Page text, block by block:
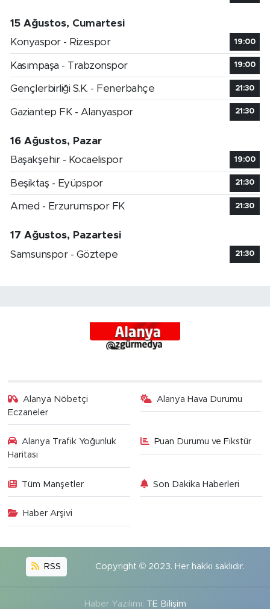
15 Ağustos, Cumartesi
Konyaspor - Rizespor
19:00
Kasımpaşa - Trabzonspor 19:00
Gençlerbirliği S.K. - Fenerbahçe 21:30
Gaziantep FK - Alanyaspor 21:30
16 Ağustos, Pazar
Başakşehir - Kocaelispor
19:00
Beşiktaş - Eyüpspor 21:30
Amed - Erzurumspor FK 21:30
17 Ağustos, Pazartesi
Samsunspor - Göztepe
21:30
Alanya Nöbetçi
Eczaneler
Alanya Hava Durumu
Alanya Trafik Yoğunluk
Haritası
Puan Durumu ve Fikstür
Tüm Manşetler Son Dakika Haberleri
Haber Arşivi
RSS Copyright © 2023. Her hakkı saklıdır.
Haber Yazılımı: TE Bilişim